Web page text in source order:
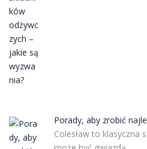
Porady, aby zrobić
Colesław to klasyczna